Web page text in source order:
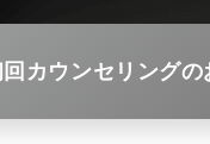
カウンセリングの